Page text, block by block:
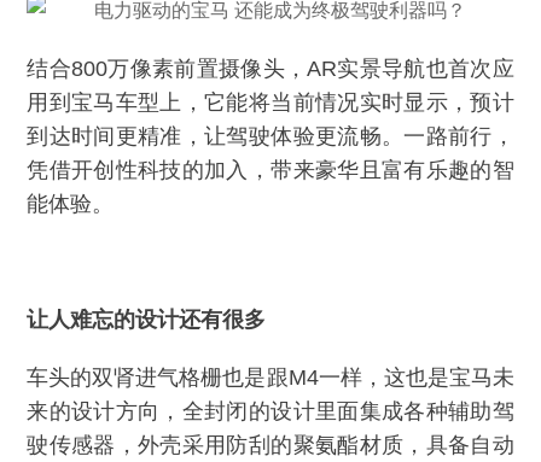
结合800万像素前置摄像头，AR实景导航也首次应
用到宝马车型上，它能将当前情况实时显示，预计
到达时间更精准，让驾驶体验更流畅。一路前行，
凭借开创性科技的加入，带来豪华且富有乐趣的智
能体验。
让人难忘的设计还有很多
车头的双肾进气格栅也是跟M4一样，这也是宝马未
来的设计方向，全封闭的设计里面集成各种辅助驾
驶传感器，外壳采用防刮的聚氨酯材质，具备自动